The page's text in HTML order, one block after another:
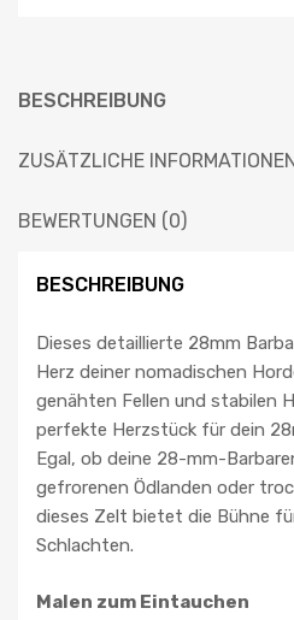
BESCHREIBUNG
ZUSÄTZLICHE
BEWERTUNGEN (0)
BESCHREIBUNG
Dieses detaillierte 28mm
Herz deiner nomadischen
genähten Fellen und stabilen
perfekte Herzstück für dein
Egal, ob deine 28-mm-
gefrorenen Ödlanden oder
dieses Zelt bietet die Bühne
Schlachten.
Malen zum Eintauchen